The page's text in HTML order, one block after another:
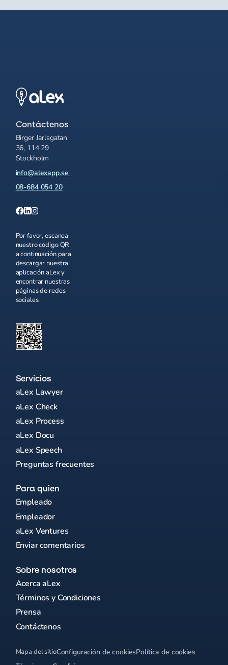
Contáctenos
Birger Jarlsgatan
36, 114 29
Stockholm
info@alexapp.se
08-684 054 20
Por favor, escanea
nuestro código QR
a continuación para
descargar nuestra
aplicación aLex y
encontrar nuestras
páginas de redes
sociales.
Servicios
aLex Lawyer
aLex Check
aLex Process
aLex Docu
aLex Speech
Preguntas frecuentes
Para quien
Empleado
Empleador
aLex Ventures
Enviar comentarios
Sobre nosotros
Acerca aLex
Términos y Condiciones
Prensa
Contáctenos
Mapa del sitioConfiguración de cookiesPolítica de cookies